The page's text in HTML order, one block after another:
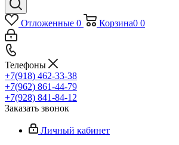
Отложенные 0 Корзина0 0
Телефоны
+7(918) 462-33-38
+7(962) 861-44-79
+7(928) 841-84-12
Заказать звонок
Личный кабинет